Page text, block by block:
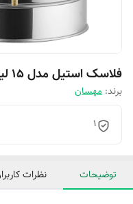
فلاسک استیل مدل 15 لیتری
برند: مهسان
1
توضیحات نظرات